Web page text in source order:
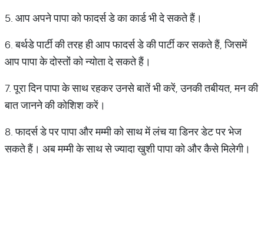
5. आप अपने पापा को फादर्स डे का कार्ड भी दे सकते हैं।
6. बर्थडे पार्टी की तरह ही आप फादर्स डे की पार्टी कर सकते हैं, जिसमें
आप पापा के दोस्तों को न्योता दे सकते हैं।
7. पूरा दिन पापा के साथ रहकर उनसे बातें भी करें, उनकी तबीयत, मन की
बात जानने की कोशिश करें।
8. फादर्स डे पर पापा और मम्मी को साथ में लंच या डिनर डेट पर भेज
सकते हैं। अब मम्मी के साथ से ज्यादा खुशी पापा को और कैसे मिलेगी।